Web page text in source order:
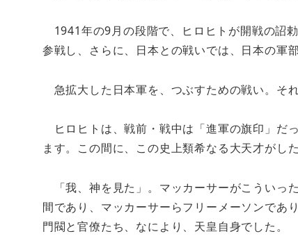
1941年の9月の段階で、ヒロヒトが開戦の詔
参戦し、さらに、日本との戦いでは、日本の軍
急拡大した日本軍を、つぶすための戦い。そ
ヒロヒトは、戦前・戦中は「進軍の旗印」だ
ます。この間に、この史上類希なる大天才がし
「我、神を見た」。マッカーサーがこういっ
間であり、マッカーサーらフリーメーソンであ
門閥と官僚たち、なにより、天皇自身でした。